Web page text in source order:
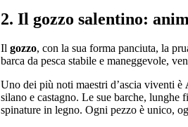
2. Il gozzo salentino:
Il gozzo, con la sua forma panciuta, la
barca da pesca stabile e maneggevole,
Uno dei più noti maestri d’ascia viventi è
silano e castagno. Le sue barche,
spinature in legno. Ogni pezzo è unico,